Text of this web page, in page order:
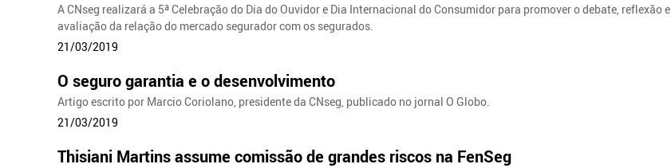
A CNseg realizará a 5ª Celebração do Dia do Ouvidor e Dia Internacional do Consumidor para promover o debate, reflexão e
avaliação da relação do mercado segurador com os segurados.
21/03/2019
O seguro garantia e o desenvolvimento
Artigo escrito por Marcio Coriolano, presidente da CNseg, publicado no jornal O Globo.
21/03/2019
Thisiani Martins assume comissão de grandes riscos na FenSeg